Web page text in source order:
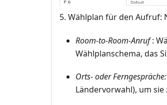
5. Wählplan für den Aufruf:
Room-to-Room-Anruf:
Wählplanschema, das
Orts- oder Ferngespräche:
Ländervorwahl), um sie